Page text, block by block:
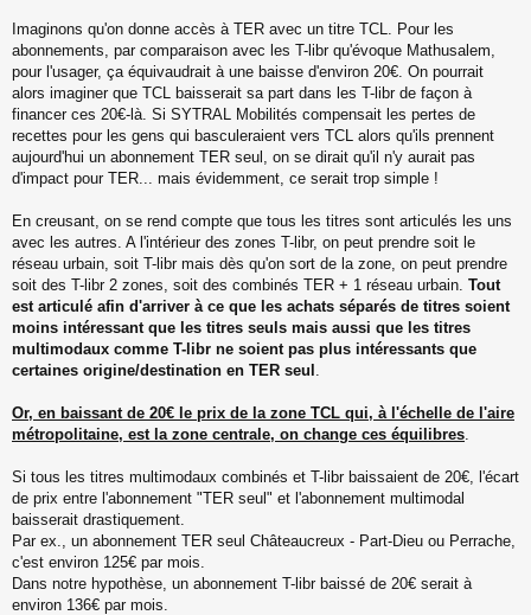
u
Imaginons qu'on donne accès à TER avec un titre TCL. Pour les
abonnements, par comparaison avec les T-libr qu'évoque Mathusalem,
pour l'usager, ça équivaudrait à une baisse d'environ 20€. On pourrait
alors imaginer que TCL baisserait sa part dans les T-libr de façon à
financer ces 20€-là. Si SYTRAL Mobilités compensait les pertes de
recettes pour les gens qui basculeraient vers TCL alors qu'ils prennent
aujourd'hui un abonnement TER seul, on se dirait qu'il n'y aurait pas
d'impact pour TER... mais évidemment, ce serait trop simple !
En creusant, on se rend compte que tous les titres sont articulés les uns
avec les autres. A l'intérieur des zones T-libr, on peut prendre soit le
réseau urbain, soit T-libr mais dès qu'on sort de la zone, on peut prendre
soit des T-libr 2 zones, soit des combinés TER + 1 réseau urbain. Tout
est articulé afin d'arriver à ce que les achats séparés de titres soient
moins intéressant que les titres seuls mais aussi que les titres
multimodaux comme T-libr ne soient pas plus intéressants que
certaines origine/destination en TER seul
Or, en baissant de 20€ le prix de la zone TCL qui, à l'échelle de l'aire
métropolitaine, est la zone centrale, on change ces équilibres
Si tous les titres multimodaux combinés et T-libr baissaient de 20€, l'écart
de prix entre l'abonnement "TER seul" et l'abonnement multimodal
baisserait drastiquement.
Par ex., un abonnement TER seul Châteaucreux - Part-Dieu ou Perrache,
c'est environ 125€ par mois.
Dans notre hypothèse, un abonnement T-libr baissé de 20€ serait à
environ 136€ par mois.